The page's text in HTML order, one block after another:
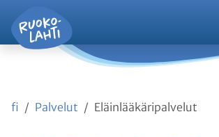
Siirry pääsisältöön
Ruokolahti - etusivu
Palaute
Asuminen ja ympäristö
Kasvatus ja koulutus
Harrasta ja viihdy
fi Palvelut Eläinlääkäripalvelut